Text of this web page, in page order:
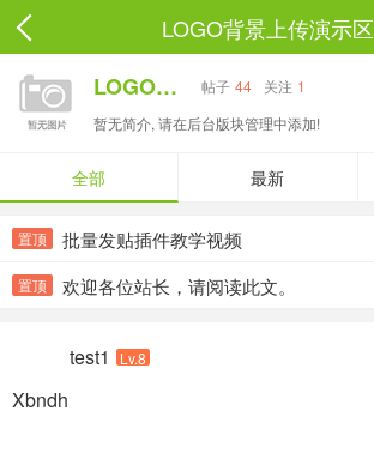
LOGO背景上传演示区
LOGO背景上传演示区 帖子 44 关注 1
暂无简介, 请在后台版块管理中添加!
全部 最新
置顶 批量发贴插件教学视频
置顶 欢迎各位站长，请阅读此文。
test1 Lv.8
Xbndh